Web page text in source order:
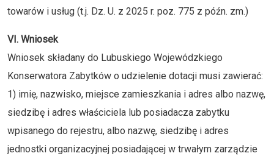
towarów i usług (t.j. Dz. U. z 2025 r. poz. 775 z późn. zm.)
VI. Wniosek
Wniosek składany do Lubuskiego Wojewódzkiego
Konserwatora Zabytków o udzielenie dotacji musi zawierać:
1) imię, nazwisko, miejsce zamieszkania i adres albo nazwę,
siedzibę i adres właściciela lub posiadacza zabytku
wpisanego do rejestru, albo nazwę, siedzibę i adres
jednostki organizacyjnej posiadającej w trwałym zarządzie